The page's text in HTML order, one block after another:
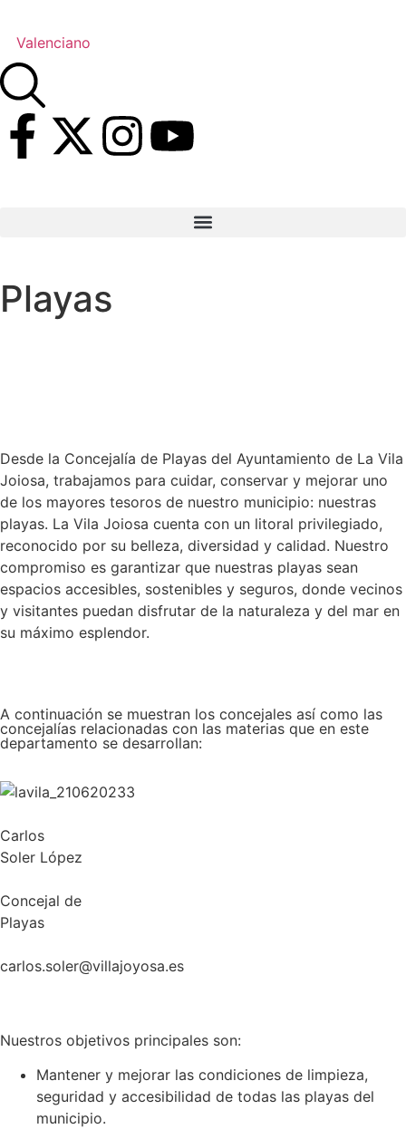
Valenciano
Playas
Desde la Concejalía de Playas del Ayuntamiento de La Vila
Joiosa, trabajamos para cuidar, conservar y mejorar uno
de los mayores tesoros de nuestro municipio: nuestras
playas. La Vila Joiosa cuenta con un litoral privilegiado,
reconocido por su belleza, diversidad y calidad. Nuestro
compromiso es garantizar que nuestras playas sean
espacios accesibles, sostenibles y seguros, donde vecinos
y visitantes puedan disfrutar de la naturaleza y del mar en
su máximo esplendor.
A continuación se muestran los concejales así como las
concejalías relacionadas con las materias que en este
departamento se desarrollan:
Carlos
Soler López
Concejal de
Playas
carlos.soler@villajoyosa.es
Nuestros objetivos principales son:
Mantener y mejorar las condiciones de limpieza,
seguridad y accesibilidad de todas las playas del
municipio.